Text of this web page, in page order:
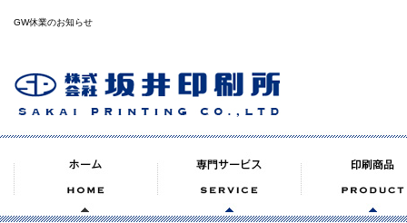
GW休業のお知らせ